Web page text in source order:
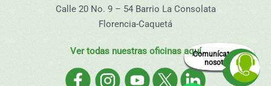
Comunícate con
nosotros.
Calle 20 No. 9 – 54 Barrio La Consolata
Florencia-Caquetá
Ver todas nuestras oficinas aquí